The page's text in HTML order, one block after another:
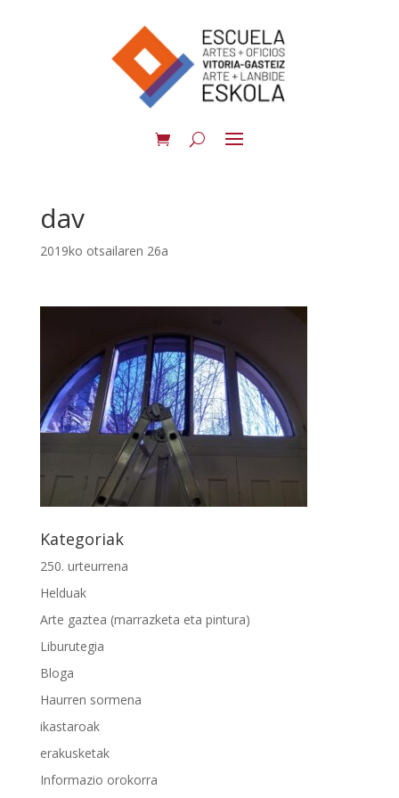
dav
2019ko otsailaren 26a
Kategoriak
250. urteurrena
Helduak
Arte gaztea (marrazketa eta pintura)
Liburutegia
Bloga
Haurren sormena
ikastaroak
erakusketak
Informazio orokorra